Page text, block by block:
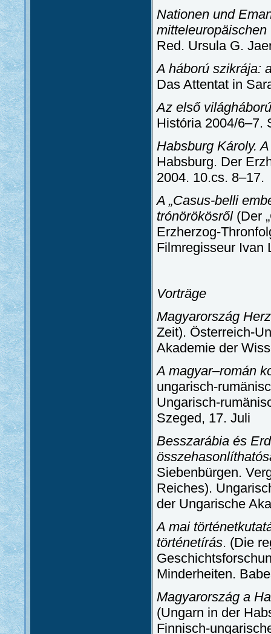
Nationen und
mitteleuropäischen
Red. Ursula G.
A háború szikrája:
Das Attentat in
Az első
História 2004/6–7.
Habsburg Károly.
Habsburg. Der
2004. 10.cs. 8–17.
A „Casus-belli
trónörökösről(Der
Erzherzog-
Filmregisseur Ivan
Vorträge
Magyarország
Zeit). Österreich-
Akademie der
A magyar–román
ungarisch-
Ungarisch-
Szeged, 17. Juli
Besszarábia és
Siebenbürgen.
Reiches).
der Ungarische
A mai
történetírás. (Die
Minderheiten.
Magyarország a
(Ungarn in der
Finnisch-